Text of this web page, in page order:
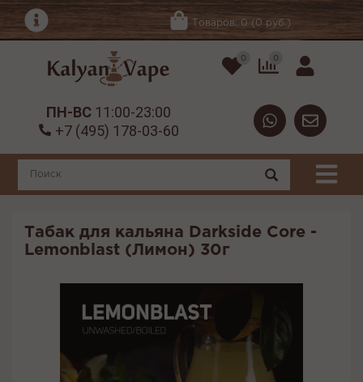
Товаров: 0 (0 руб.)
0 0
ПН-ВС 11:00-23:00
+7 (495) 178-03-60
Табак для кальяна Darkside Core -
Lemonblast (Лимон) 30г